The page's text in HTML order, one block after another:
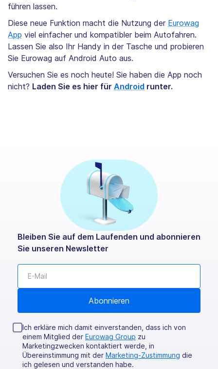
führen lassen.
Diese neue Funktion macht die Nutzung der Eurowag
App viel einfacher und kompatibler beim Autofahren.
Lassen Sie also Ihr Handy in der Tasche und probieren
Sie Eurowag auf Android Auto aus.
Versuchen Sie es noch heute! Sie haben die App noch
nicht? Laden Sie es hier für Android runter.
Bleiben Sie auf dem Laufenden und abonnieren
Sie unseren Newsletter
Ich erkläre mich damit einverstanden, dass ich von
einem Mitglied der Eurowag Group zu
Marketingzwecken kontaktiert werde, in
Übereinstimmung mit der Marketing-Zustimmung die
ich gelesen und verstanden habe.